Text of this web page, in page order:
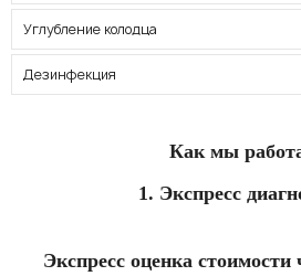
Углубление колодца
Дезинфекция
Как мы
1. Экспресс
Экспресс оценка стоимости